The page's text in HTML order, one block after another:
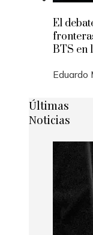
El
BTS en
Eduardo
Últimas
Noticias